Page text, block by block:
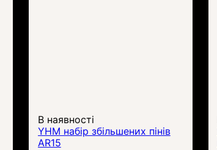
В наявності
YHM набір збільшених пінів
AR15